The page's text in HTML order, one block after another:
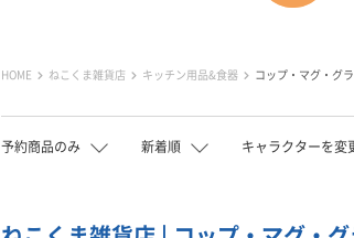
HOME ねこくま雑貨店 キッチン用品&食器 コップ・マグ・グ
予約商品のみ 新着順 キャラクターを変